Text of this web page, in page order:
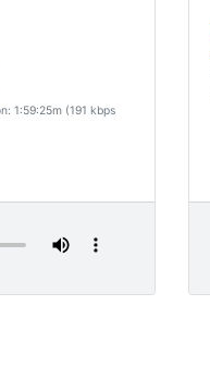
1:59:25m (191 kbps